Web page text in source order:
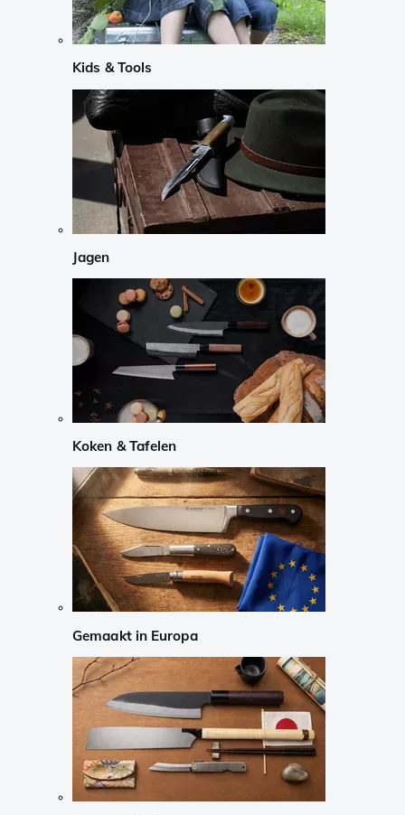
Kids & Tools
Jagen
Koken & Tafelen
Gemaakt in Europa